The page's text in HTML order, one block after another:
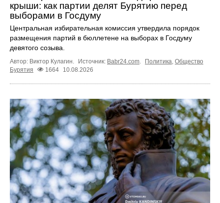
крыши: как партии делят Бурятию перед
выборами в Госдуму
Центральная избирательная комиссия утвердила порядок
размещения партий в бюллетене на выборах в Госдуму
девятого созыва.
Автор: Виктор Кулагин. Источник: Babr24.com. Политика, Общество
Бурятия
1664 10.08.2026